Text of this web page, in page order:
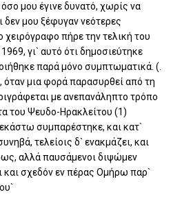
μου έγινε δυνατό, χωρίς να
μου ξέφυγαν νεότερες
χειρόγραφο πήρε την τελική του
γι` αυτό ότι δημοσιεύτηκε
παρά μόνο συμπτωματικά. (.
όταν μια φορά παρασυρθεί από τη
με ανεπανάληπτο τρόπο
του Ψευδο-Ηρακλείτου (1)
συμπαρέστηκε, και κατ`
τελείοις δ` ενακμάζει, και
αλλά παυσάμενοι διψώμεν
και σχεδόν εν πέρας Ομήρω παρ`